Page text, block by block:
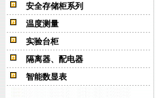
安全存储柜系列
温度测量
实验台柜
隔离器、配电器
智能数显表